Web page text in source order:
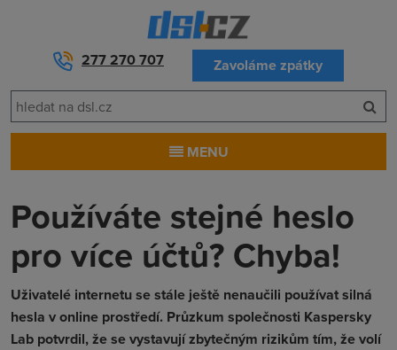
277 270 707 Zavoláme zpátky
MENU
Používáte stejné heslo
pro více účtů? Chyba!
Uživatelé internetu se stále ještě nenaučili používat silná
hesla v online prostředí. Průzkum společnosti Kaspersky
Lab potvrdil, že se vystavují zbytečným rizikům tím, že volí